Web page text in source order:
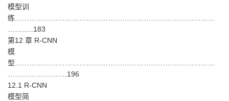
模型训
练…………………………………………………………………………
………..183
第12 章 R-CNN
模
型…………………………………………………………………………
…………………….196
12.1 R-CNN
模型简